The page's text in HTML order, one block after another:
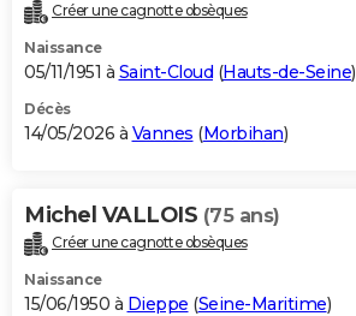
Destinations
City break
Voyage nature
Voyage de noces
Forum
Climat
+PHOTO
GUIDES D'ACHAT
BONS PLANS
Carte de Noël
Carte Bonne année
Carte Saint-Valentin
Carte Pâques
Carte d'anniversaire
DICTIONNAIRE
Dictionnaire
Biographies
Citations
Expressions
Proverbes
PROGRAMME TV
Créer une cagnotte obsèques
Naissance
05/11/1951 à Saint-Cloud (Hauts-de-Seine)
Décès
14/05/2026 à Vannes (Morbihan)
Michel VALLOIS (75 ans)
Créer une cagnotte obsèques
Naissance
15/06/1950 à Dieppe (Seine-Maritime)